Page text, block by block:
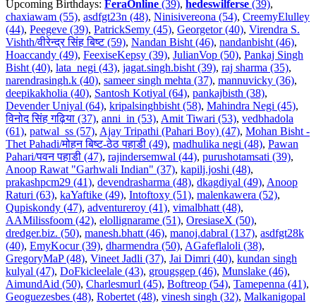
Upcoming Birthdays: FeraOnline (39), hedeswilferse (39),
chaxiawam (55), asdfgt23n (48), Ninisivereona (54), CreemyElulley
(44), Peegeve (39), PatrickSemy (45), Georgetor (40), Virendra S.
Vishth/वीरेन्द्र सिंह बिष्ट (59), Nandan Bisht (46), nandanbisht (46),
Hoaccandy (49), FeexiseKepsy (39), JulianVop (50), Pankaj Singh
Bisht (40), lata_negi (43), jagat.singh.bisht (39), raj sharma (35),
narendrasingh.k (40), sameer singh mehta (37), mannuvicky (36),
deepikakholia (40), Santosh Kotiyal (64), pankajbisth (38),
Devender Uniyal (64), kripalsinghbisht (58), Mahindra Negi (45),
विनोद सिंह गढ़िया (37), anni_in (53), Amit Tiwari (53), vedbhadola
(61), patwal_ss (57), Ajay Tripathi (Pahari Boy) (47), Mohan Bisht -
Thet Pahadi/मोहन बिष्ट-ठेठ पहाडी (49), madhulika negi (48), Pawan
Pahari/पवन पहाडी (47), rajindersemwal (44), purushotamsati (39),
Anoop Rawat "Garhwali Indian" (37), kapilj.joshi (48),
prakashpcm29 (41), devendrasharma (48), dkagdiyal (49), Anoop
Raturi (63), kaYaftike (49), Intoftoxy (51), malenkawera (52),
Qupiskondy (47), adventureroy (41), vimalbhatt (48),
AAMilissfoom (42), elollignarame (51), OresiaseX (50),
dredger.biz. (50), manesh.bhatt (46), manoj.dabral (137), asdfgt28k
(40), EmyKocur (39), dharmendra (50), AGafeflaloli (38),
GregoryMaP (48), Vineet Jadli (37), Jai Dimri (40), kundan singh
kulyal (47), DoFkicleelale (43), grougsgep (46), Munslake (46),
AimundAid (50), Charlesmurl (45), Boftreop (54), Tamepenna (41),
Geoguezesbes (48), Robertet (48), vinesh singh (32), Malkanigopal